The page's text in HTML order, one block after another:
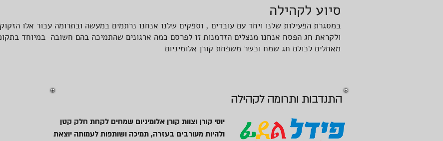
סיוע לקהילה
במסגרת הפעילות שלנו ויחד עם עובדים , וספקים שלנו אנחנו נרתמים במעשה ובתרומה עבור אלו
ולקראת חג הפסח אנחנו מנצלים הזדמנות זו לפרסם כמה ארגונים שהתמיכה בהם חשובה במיוחד
מאחלים לכולם חג שמח וכשר משפחת קורן אלומיניום
התנדבות ותרומה לקהילה
יוסי קורן וצוות קורן אלומיניום שמחים לקחת חלק קטן
ולהיות מעורבים בעזרה, תמיכה ושותפות לעמותה יוצאת